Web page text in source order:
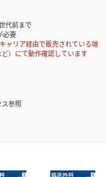
代前まで
必要
リア経由で販売されている端
ど）にて動作確認しています
参照